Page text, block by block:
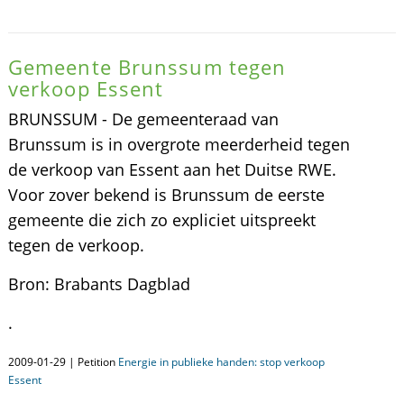
Gemeente Brunssum tegen
verkoop Essent
BRUNSSUM - De gemeenteraad van
Brunssum is in overgrote meerderheid tegen
de verkoop van Essent aan het Duitse RWE.
Voor zover bekend is Brunssum de eerste
gemeente die zich zo expliciet uitspreekt
tegen de verkoop.
Bron: Brabants Dagblad
.
2009-01-29 | Petition Energie in publieke handen: stop verkoop
Essent